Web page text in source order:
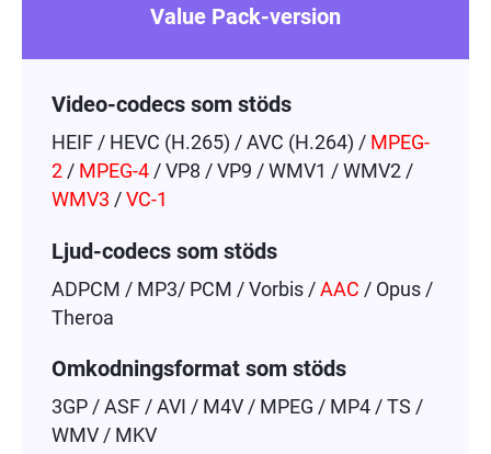
Value Pack-version
Video-codecs som stöds
HEIF / HEVC (H.265) / AVC (H.264) / MPEG-
2 / MPEG-4 / VP8 / VP9 / WMV1 / WMV2 /
WMV3 /VC-1
Ljud-codecs som stöds
ADPCM / MP3/ PCM / Vorbis /AAC / Opus /
Theroa
Omkodningsformat som stöds
3GP / ASF / AVI / M4V / MPEG / MP4 / TS /
WMV / MKV